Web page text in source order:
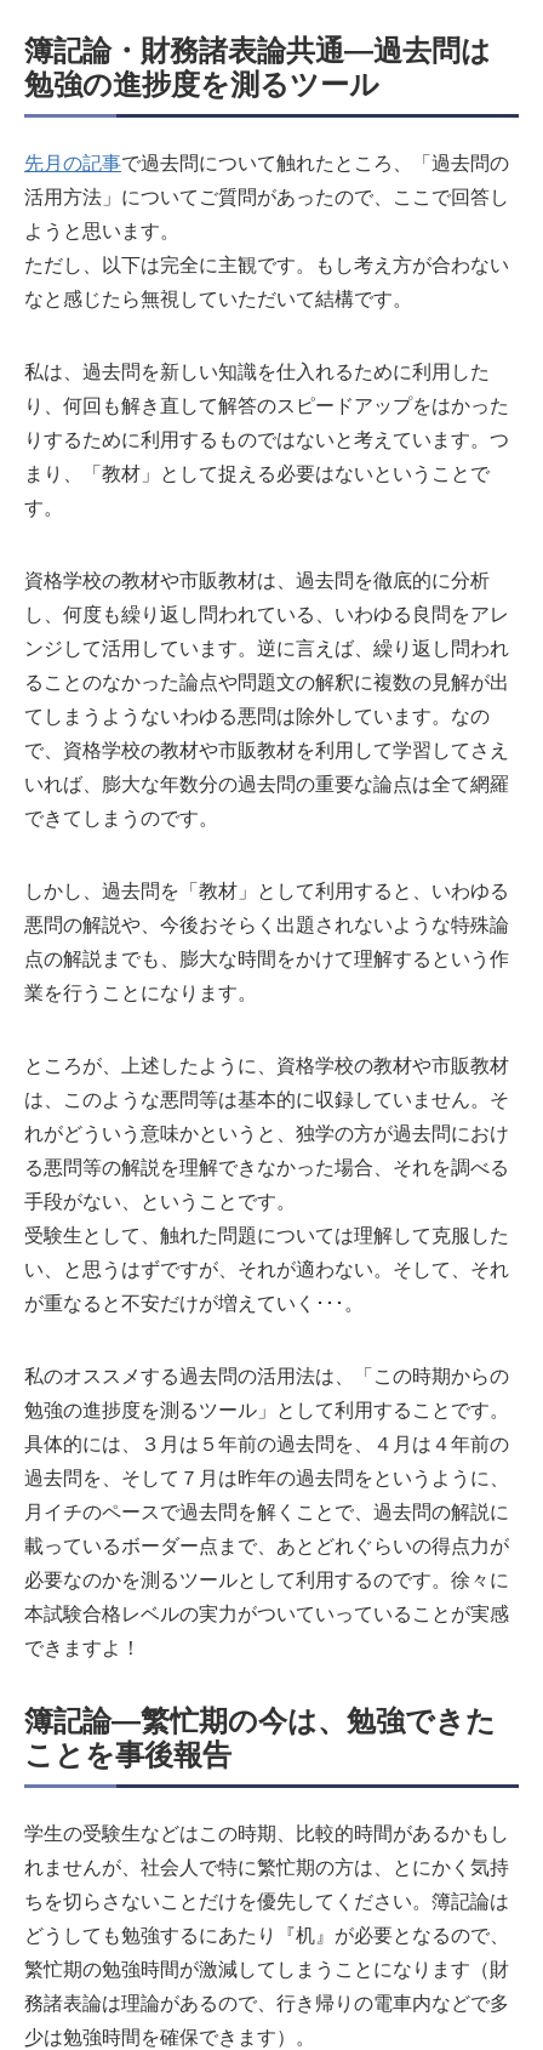
簿記論・財務諸表論共通―過去問は
勉強の進捗度を測るツール
先月の記事で過去問について触れたところ、「過去問の
活用方法」についてご質問があったので、ここで回答し
ようと思います。
ただし、以下は完全に主観です。もし考え方が合わない
なと感じたら無視していただいて結構です。
私は、過去問を新しい知識を仕入れるために利用した
り、何回も解き直して解答のスピードアップをはかった
りするために利用するものではないと考えています。つ
まり、「教材」として捉える必要はないということで
す。
資格学校の教材や市販教材は、過去問を徹底的に分析
し、何度も繰り返し問われている、いわゆる良問をアレ
ンジして活用しています。逆に言えば、繰り返し問われ
ることのなかった論点や問題文の解釈に複数の見解が出
てしまうようないわゆる悪問は除外しています。なの
で、資格学校の教材や市販教材を利用して学習してさえ
いれば、膨大な年数分の過去問の重要な論点は全て網羅
できてしまうのです。
しかし、過去問を「教材」として利用すると、いわゆる
悪問の解説や、今後おそらく出題されないような特殊論
点の解説までも、膨大な時間をかけて理解するという作
業を行うことになります。
ところが、上述したように、資格学校の教材や市販教材
は、このような悪問等は基本的に収録していません。そ
れがどういう意味かというと、独学の方が過去問におけ
る悪問等の解説を理解できなかった場合、それを調べる
手段がない、ということです。
受験生として、触れた問題については理解して克服した
い、と思うはずですが、それが適わない。そして、それ
が重なると不安だけが増えていく･･･。
私のオススメする過去問の活用法は、「この時期からの
勉強の進捗度を測るツール」として利用することです。
具体的には、３月は５年前の過去問を、４月は４年前の
過去問を、そして７月は昨年の過去問をというように、
月イチのペースで過去問を解くことで、過去問の解説に
載っているボーダー点まで、あとどれぐらいの得点力が
必要なのかを測るツールとして利用するのです。徐々に
本試験合格レベルの実力がついていっていることが実感
できますよ！
簿記論―繁忙期の今は、勉強できた
ことを事後報告
学生の受験生などはこの時期、比較的時間があるかもし
れませんが、社会人で特に繁忙期の方は、とにかく気持
ちを切らさないことだけを優先してください。簿記論は
どうしても勉強するにあたり『机』が必要となるので、
繁忙期の勉強時間が激減してしまうことになります（財
務諸表論は理論があるので、行き帰りの電車内などで多
少は勉強時間を確保できます）。